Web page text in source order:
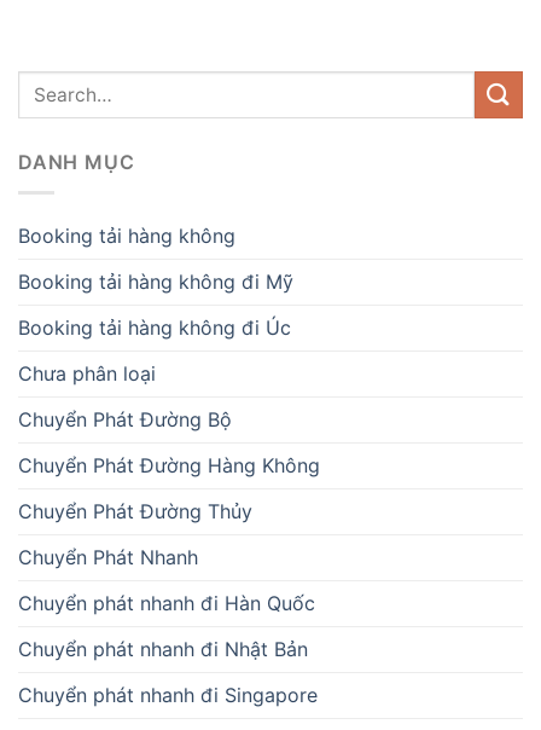
DANH MỤC
Booking tải hàng không
Booking tải hàng không đi Mỹ
Booking tải hàng không đi Úc
Chưa phân loại
Chuyển Phát Đường Bộ
Chuyển Phát Đường Hàng Không
Chuyển Phát Đường Thủy
Chuyển Phát Nhanh
Chuyển phát nhanh đi Hàn Quốc
Chuyển phát nhanh đi Nhật Bản
Chuyển phát nhanh đi Singapore